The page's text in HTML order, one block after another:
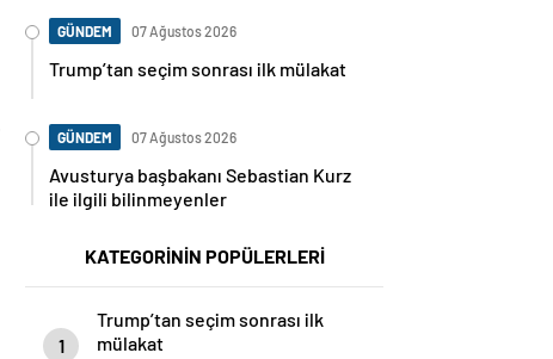
GÜNDEM 07 Ağustos 2026
Trump’tan seçim sonrası ilk mülakat
GÜNDEM 07 Ağustos 2026
Avusturya başbakanı Sebastian Kurz
ile ilgili bilinmeyenler
KATEGORİNİN POPÜLERLERİ
1
Trump’tan seçim sonrası ilk
mülakat